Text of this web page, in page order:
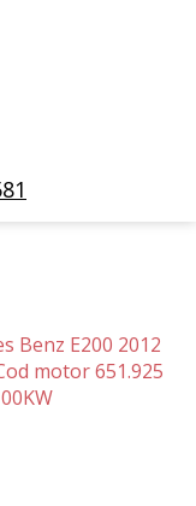
Benz E200 2012
motor 651.925